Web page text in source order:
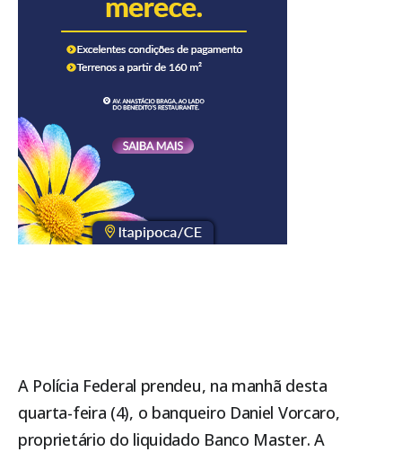
A Polícia Federal prendeu, na manhã desta
quarta-feira (4), o banqueiro Daniel Vorcaro,
proprietário do liquidado Banco Master. A